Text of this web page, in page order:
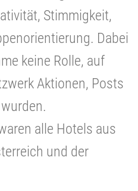
Stimmigkeit,
Dabei
keine Rolle, auf
Aktionen, Posts
alle Hotels aus
und der